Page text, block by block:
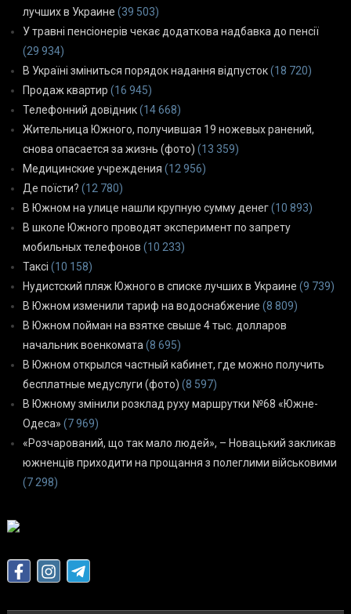
лучших в Украине (39 503)
У травні пенсіонерів чекає додаткова надбавка до пенсії
(29 934)
В Україні зміниться порядок надання відпусток(18 720)
Продаж квартир (16 945)
Телефонний довідник(14 668)
Жительница Южного, получившая 19 ножевых ранений,
снова опасается за жизнь (фото) (13 359)
Медицинские учреждения (12 956)
Де поїсти? (12 780)
В Южном на улице нашли крупную сумму денег(10 893)
В школе Южного проводят эксперимент по запрету
мобильных телефонов (10 233)
Таксі (10 158)
Нудистский пляж Южного в списке лучших в Украине (9 739)
В Южном изменили тариф на водоснабжение (8 809)
В Южном пойман на взятке свыше 4 тыс. долларов
начальник военкомата (8 695)
В Южном открылся частный кабинет, где можно получить
бесплатные медуслуги (фото) (8 597)
В Южному змінили розклад руху маршрутки №68 «Южне-
Одеса» (7 969)
«Розчарований, що так мало людей», – Новацький закликав
южненців приходити на прощання з полеглими військовими
(7 298)